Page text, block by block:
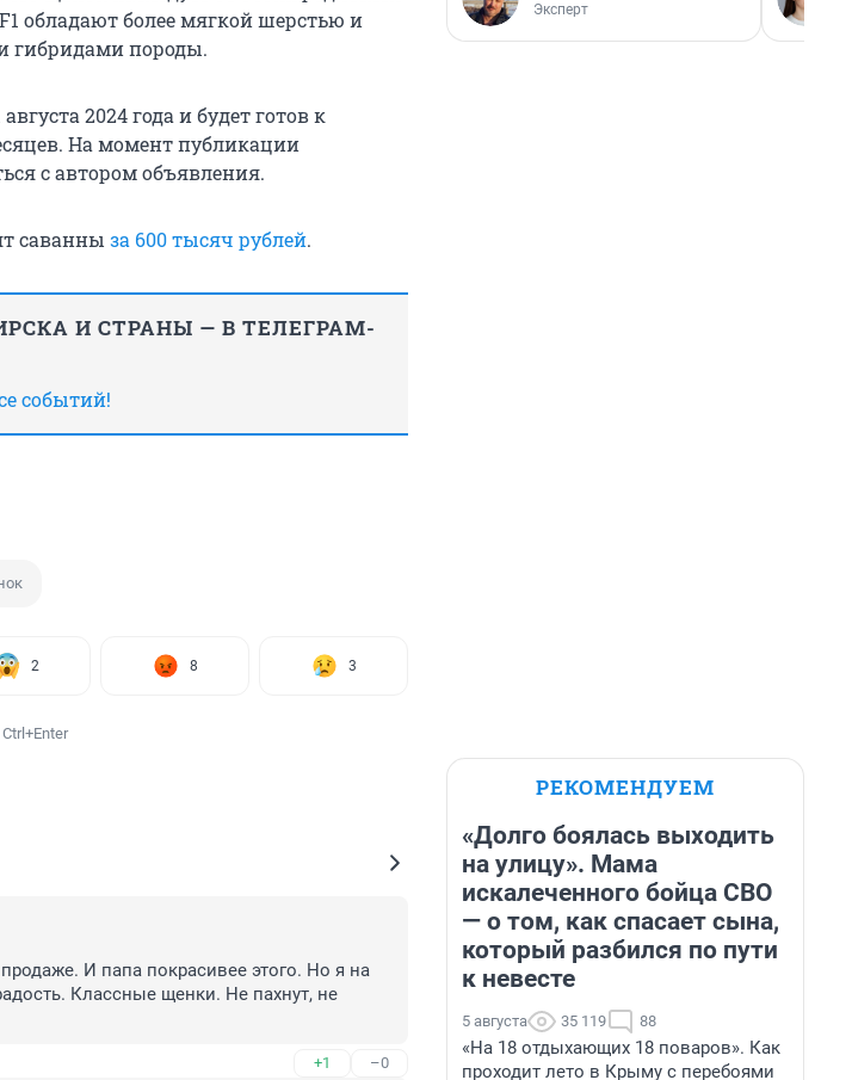
обладают более мягкой шерстью и
гибридами породы.
2024 года и будет готов к
На момент публикации
с автором объявления.
саванны за 600 тысяч рублей.
И СТРАНЫ — В ТЕЛЕГРАМ-
событий!
2 8 3
И папа покрасивее этого. Но я на
Классные щенки. Не пахнут, не
+1 –0
Эксперт
РЕКОМЕНДУЕМ
«Долго боялась выходить
на улицу». Мама
искалеченного бойца СВО
— о том, как спасает сына,
который разбился по пути
к невесте
5 августа 35 119 88
«На 18 отдыхающих 18 поваров». Как
проходит лето в Крыму с перебоями